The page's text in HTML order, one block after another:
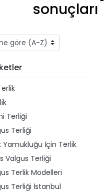
sonuçları
Terliği
Terliği
Yamukluğu İçin Terlik
Valgus Terliği
Terlik Modelleri
Terliği İstanbul